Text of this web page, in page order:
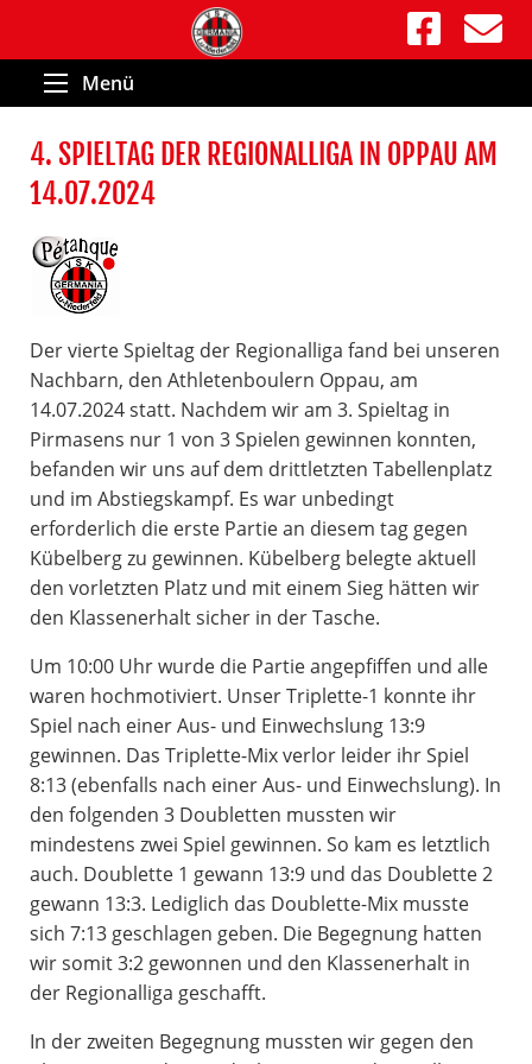
Menü
4. SPIELTAG DER REGIONALLIGA IN OPPAU AM
14.07.2024
Der vierte Spieltag der Regionalliga fand bei unseren
Nachbarn, den Athletenboulern Oppau, am
14.07.2024 statt. Nachdem wir am 3. Spieltag in
Pirmasens nur 1 von 3 Spielen gewinnen konnten,
befanden wir uns auf dem drittletzten Tabellenplatz
und im Abstiegskampf. Es war unbedingt
erforderlich die erste Partie an diesem tag gegen
Kübelberg zu gewinnen. Kübelberg belegte aktuell
den vorletzten Platz und mit einem Sieg hätten wir
den Klassenerhalt sicher in der Tasche.
Um 10:00 Uhr wurde die Partie angepfiffen und alle
waren hochmotiviert. Unser Triplette-1 konnte ihr
Spiel nach einer Aus- und Einwechslung 13:9
gewinnen. Das Triplette-Mix verlor leider ihr Spiel
8:13 (ebenfalls nach einer Aus- und Einwechslung). In
den folgenden 3 Doubletten mussten wir
mindestens zwei Spiel gewinnen. So kam es letztlich
auch. Doublette 1 gewann 13:9 und das Doublette 2
gewann 13:3. Lediglich das Doublette-Mix musste
sich 7:13 geschlagen geben. Die Begegnung hatten
wir somit 3:2 gewonnen und den Klassenerhalt in
der Regionalliga geschafft.
In der zweiten Begegnung mussten wir gegen den